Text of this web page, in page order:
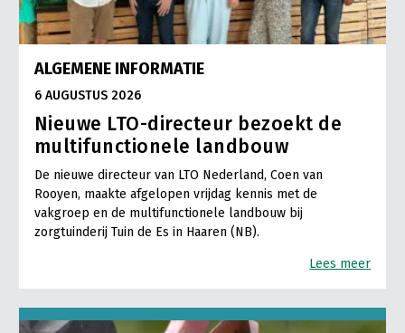
ALGEMENE INFORMATIE
6 AUGUSTUS 2026
Nieuwe LTO-directeur bezoekt de
multifunctionele landbouw
De nieuwe directeur van LTO Nederland, Coen van
Rooyen, maakte afgelopen vrijdag kennis met de
vakgroep en de multifunctionele landbouw bij
zorgtuinderij Tuin de Es in Haaren (NB).
Lees meer